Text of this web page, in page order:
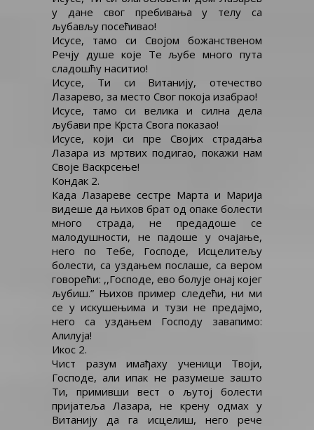
у дане свог пребивања у телу са
љубављу посећивао!
Исусе, тамо си Својом божанственом
Речју душе које Те љубе много пута
сладошћу наситио!
Исусе, Ти си Витанију, отечество
Лазарево, за место Свог покоја изабрао!
Исусе, тамо си велика и силна дела
љубави пре Крста Свога показао!
Исусе, који си пре Својих страдања
Лазара из мртвих подигао, покажи нам
Своје Васкрсење!
Кондак 2.
Када Лазареве сестре Марта и Марија
видеше да њихов брат од опаке болести
много страда, не предадоше се
малодушности, не падоше у очајање,
него по Тебе, Господе, Исцелитељу
болести, са уздањем послаше, са вером
говорећи: ,,Господе, ево болује онај којег
љубиш.” Њихов пример следећи, ни ми
се у искушењима и тузи не предајмо,
него са уздањем Господу завапимо:
Алилуја!
Икос 2.
Чист разум имађаху ученици Твоји,
Господе, али ипак не разумеше зашто
Ти, примивши вест о љутој болести
пријатеља Лазара, не крену одмах у
Витанију да га исцелиш, него рече